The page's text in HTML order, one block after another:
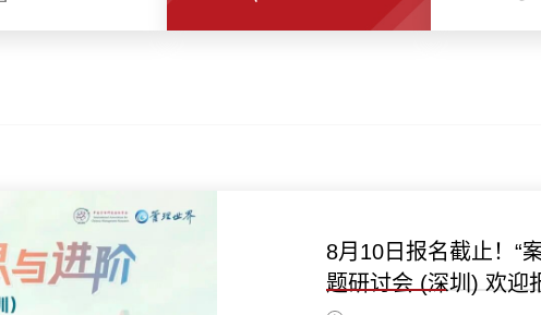
本周六何帆教授来深
力？读懂00后与银发
相约本周六！深圳市
聚焦税务合规！本周
题分享欢迎报名
8月10日报名截止！“
题研讨会 (深圳) 欢迎